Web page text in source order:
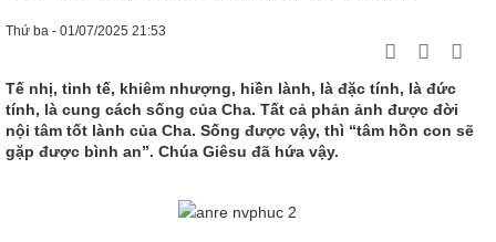
Thứ ba - 01/07/2025 21:53
Tế nhị, tinh tế, khiêm nhượng, hiền lành, là đặc tính, là đức
tính, là cung cách sống của Cha. Tất cả phản ảnh được đời
nội tâm tốt lành của Cha. Sống được vậy, thì “tâm hồn con sẽ
gặp được bình an”. Chúa Giêsu đã hứa vậy.